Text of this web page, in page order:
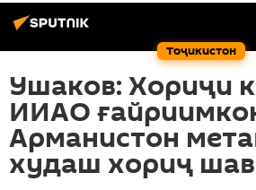
Тоҷикистон
Ушаков: Хориҷи
ИИАО
Арманистон
худаш хориҷ